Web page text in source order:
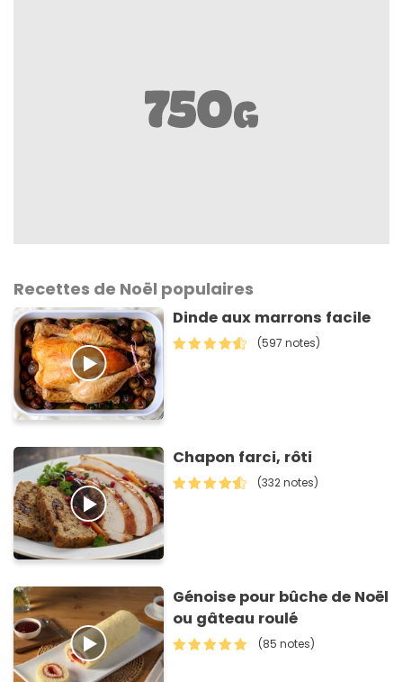
Recettes de Noël populaires
Dinde aux marrons facile
(597 notes)
Chapon farci, rôti
(332 notes)
Génoise pour bûche de Noël
ou gâteau roulé
(85 notes)